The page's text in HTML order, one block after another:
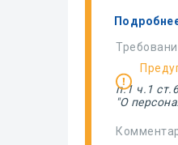
п.1 ч.1
"О